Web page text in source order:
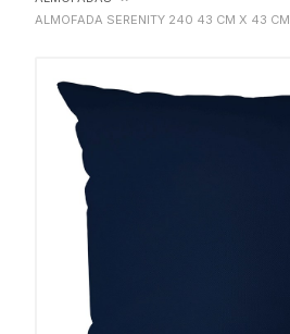
ALMOFADA SERENITY 240 43 CM X 43 CM